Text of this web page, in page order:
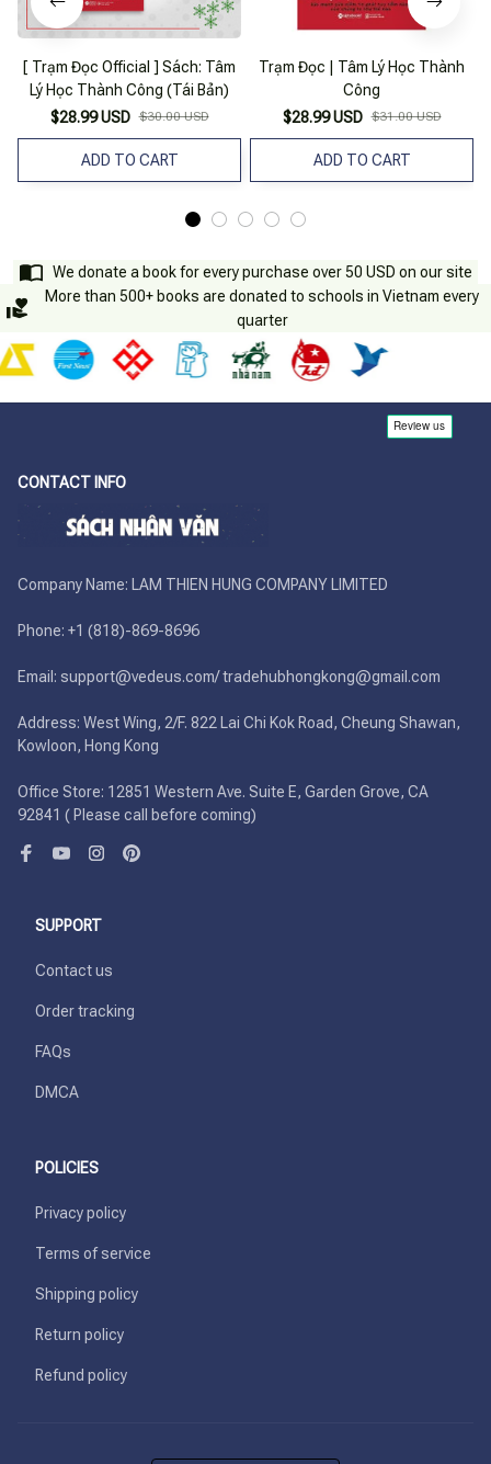
[ Trạm Đọc Official ] Sách: Tâm
Lý Học Thành Công (Tái Bản)
$28.99 USD $30.00 USD
ADD TO CART
Trạm Đọc | Tâm Lý Học Thành
Công
$28.99 USD $31.00 USD
ADD TO CART
We donate a book for every purchase over 50 USD on our site
More than 500+ books are donated to schools in Vietnam every
quarter
CONTACT INFO
Company Name: LAM THIEN HUNG COMPANY LIMITED
Phone: +1 (818)-869-8696
Email: support@vedeus.com/ tradehubhongkong@gmail.com
Address: West Wing, 2/F. 822 Lai Chi Kok Road, Cheung Shawan,
Kowloon, Hong Kong
Office Store: 12851 Western Ave. Suite E, Garden Grove, CA
92841 ( Please call before coming)
SUPPORT
Contact us
Order tracking
FAQs
DMCA
POLICIES
Privacy policy
Terms of service
Shipping policy
Return policy
Refund policy